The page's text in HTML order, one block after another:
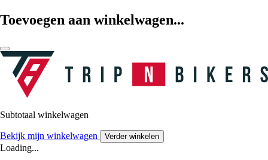
Toevoegen aan winkelwagen...
Subtotaal winkelwagen
Bekijk mijn winkelwagen Verder winkelen
Loading...